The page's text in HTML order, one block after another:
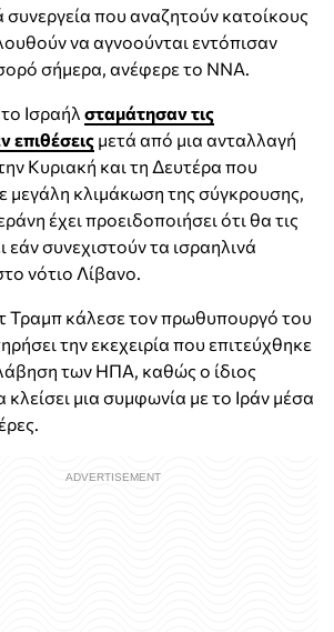
που αναζητούν κατοίκους
να αγνοούνται εντόπισαν
σήμερα, ανέφερε το NNA.
Ισραήλ σταμάτησαν τις
επιθέσεις μετά από μια ανταλλαγή
Κυριακή και τη Δευτέρα που
μεγάλη κλιμάκωση της σύγκρουσης,
έχει προειδοποιήσει ότι θα τις
εάν συνεχιστούν τα ισραηλινά
νότιο Λίβανο.
Τραμπ κάλεσε τον πρωθυπουργό του
την εκεχειρία που επιτεύχθηκε
των ΗΠΑ, καθώς ο ίδιος
κλείσει μια συμφωνία με το Ιράν μέσα